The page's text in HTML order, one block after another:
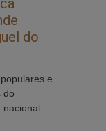
do
e
do